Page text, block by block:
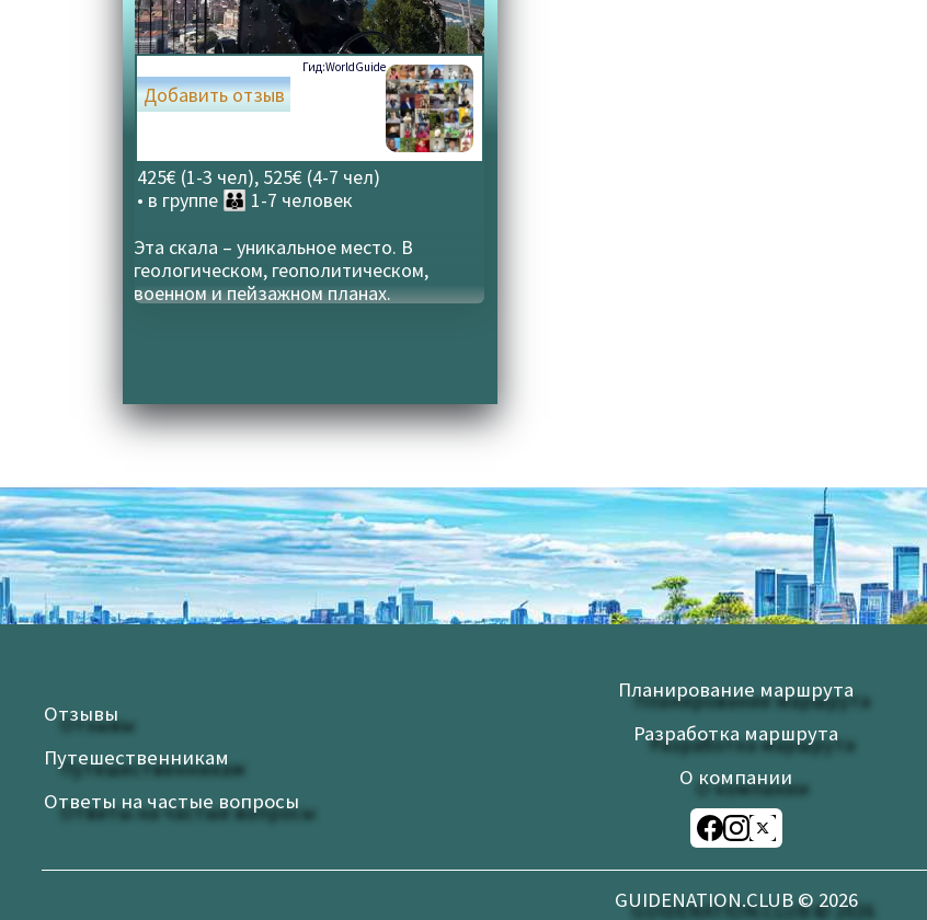
Гид:WorldGuide
425€ (1-3 чел), 525€ (4-7 чел)
• в группе 👪 1-7 человек
Добавить отзыв
Эта скала – уникальное место. В
геологическом, геополитическом,
военном и пейзажном планах.
Отзывы
Путешественникам
Ответы на частые вопросы
Планирование маршрута
Разработка маршрута
О компании
GUIDENATION.CLUB ©2026